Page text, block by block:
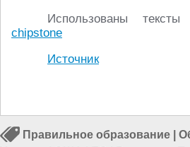
Использованы
chipstone
Источник
Правильное образование